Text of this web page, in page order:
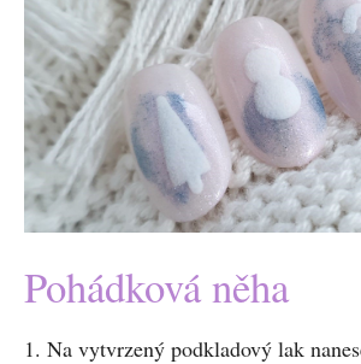
Pohádková něha
1. Na vytvrzený podkladový lak